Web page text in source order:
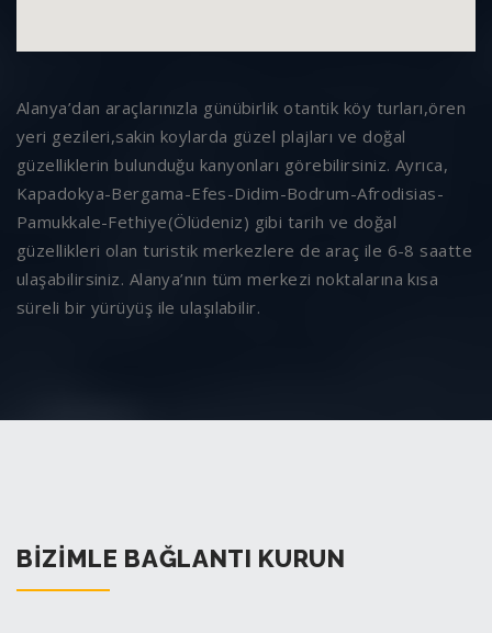
Alanya’dan araçlarınızla günübirlik otantik köy turları,ören
yeri gezileri,sakin koylarda güzel plajları ve doğal
güzelliklerin bulunduğu kanyonları görebilirsiniz. Ayrıca,
Kapadokya-Bergama-Efes-Didim-Bodrum-Afrodisias-
Pamukkale-Fethiye(Ölüdeniz) gibi tarih ve doğal
güzellikleri olan turistik merkezlere de araç ile 6-8 saatte
ulaşabilirsiniz. Alanya’nın tüm merkezi noktalarına kısa
süreli bir yürüyüş ile ulaşılabilir.
BIZIMLE BAĞLANTI KURUN